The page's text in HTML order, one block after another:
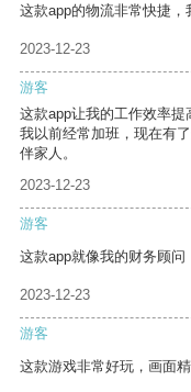
这款app的物流非常快捷，
2023-12-23
游客
这款app让我的工作效率提
我以前经常加班，现在有
伴家人。
2023-12-23
游客
这款app就像我的财务顾问
2023-12-23
游客
这款游戏非常好玩，画面精